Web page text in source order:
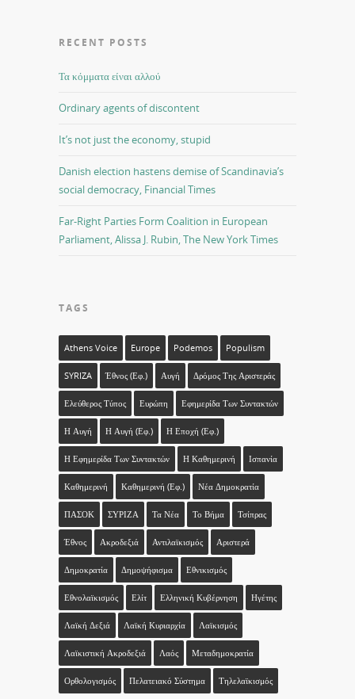
RECENT POSTS
Τα κόμματα είναι αλλού
Ordinary agents of discontent
It’s not just the economy, stupid
Danish election hastens demise of Scandinavia’s
social democracy, Financial Times
Far-Right Parties Form Coalition in European
Parliament, Alissa J. Rubin, The New York Times
TAGS
Athens Voice Europe Podemos Populism
SYRIZA Έθνος (εφ.) Αυγή Δρόμος Της Αριστεράς
Ελεύθερος Τύπος Ευρώπη Εφημερίδα Των Συντακτών
Η Αυγή Η Αυγή (εφ.) Η Εποχή (εφ.)
Η Εφημερίδα Των Συντακτών Η Καθημερινή Ισπανία
Καθημερινή Καθημερινή (εφ.) Νέα Δημοκρατία
ΠΑΣΟΚ ΣΥΡΙΖΑ Τα Νέα Το Βήμα Τσίπρας
Έθνος Ακροδεξιά Αντιλαϊκισμός Αριστερά
Δημοκρατία Δημοψήφισμα Εθνικισμός
Εθνολαϊκισμός Ελίτ Ελληνική Κυβέρνηση Ηγέτης
Λαϊκή Δεξιά Λαϊκή Κυριαρχία Λαϊκισμός
Λαϊκιστική Ακροδεξιά Λαός Μεταδημοκρατία
Ορθολογισμός Πελατειακό Σύστημα Τηλελαϊκισμός